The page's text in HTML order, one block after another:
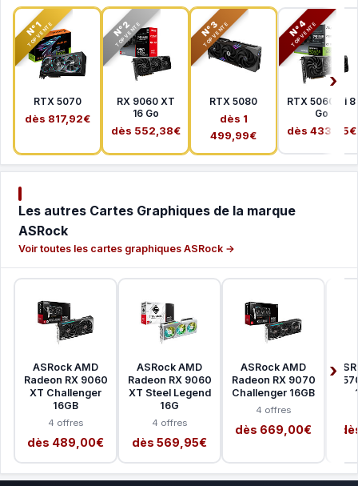
N°1
TOP VENTE
RTX 5070
dès 817,92€
N°2
TOP VENTE
RX 9060 XT
16 Go
dès 552,38€
N°3
TOP VENTE
RTX 5080
dès 1
499,99€
N°4
TOP VENTE
RTX 5060 Ti 8
Go
dès 433,65€
Les autres Cartes Graphiques de la marque
ASRock
Voir toutes les cartes graphiques ASRock →
ASRock AMD
Radeon RX 9060
XT Challenger
16GB
4 offres
dès 489,00€
ASRock AMD
Radeon RX 9060
XT Steel Legend
16G
4 offres
dès 569,95€
ASRock AMD
Radeon RX 9070
Challenger 16GB
4 offres
dès 669,00€